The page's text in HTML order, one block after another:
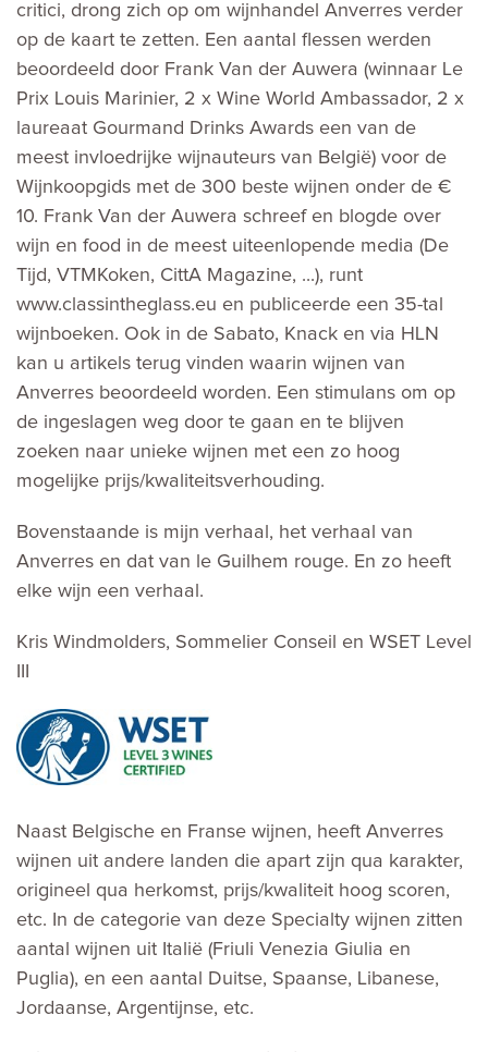
critici, drong zich op om wijnhandel Anverres verder
op de kaart te zetten. Een aantal flessen werden
beoordeeld door Frank Van der Auwera (winnaar Le
Prix Louis Marinier, 2 x Wine World Ambassador, 2 x
laureaat Gourmand Drinks Awards een van de
meest invloedrijke wijnauteurs van België) voor de
Wijnkoopgids met de 300 beste wijnen onder de €
10. Frank Van der Auwera schreef en blogde over
wijn en food in de meest uiteenlopende media (De
Tijd, VTMKoken, CittA Magazine, ...), runt
www.classintheglass.eu en publiceerde een 35-tal
wijnboeken. Ook in de Sabato, Knack en via HLN
kan u artikels terug vinden waarin wijnen van
Anverres beoordeeld worden. Een stimulans om op
de ingeslagen weg door te gaan en te blijven
zoeken naar unieke wijnen met een zo hoog
mogelijke prijs/kwaliteitsverhouding.
Bovenstaande is mijn verhaal, het verhaal van
Anverres en dat van le Guilhem rouge. En zo heeft
elke wijn een verhaal.
Kris Windmolders, Sommelier Conseil en WSET Level
Naast Belgische en Franse wijnen, heeft Anverres
wijnen uit andere landen die apart zijn qua karakter,
origineel qua herkomst, prijs/kwaliteit hoog scoren,
etc. In de categorie van deze Specialty wijnen zitten
aantal wijnen uit Italië (Friuli Venezia Giulia en
Puglia), en een aantal Duitse, Spaanse, Libanese,
Jordaanse, Argentijnse, etc.